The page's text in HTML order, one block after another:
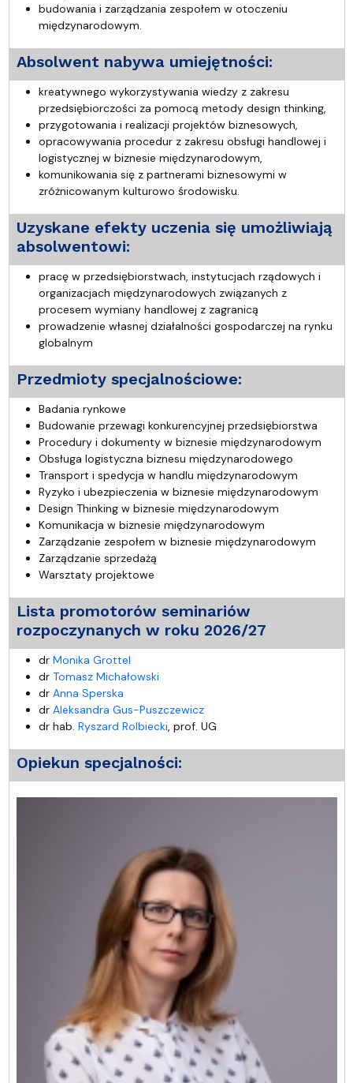
budowania i zarządzania zespołem w otoczeniu
międzynarodowym.
Absolwent nabywa umiejętności:
kreatywnego wykorzystywania wiedzy z zakresu
przedsiębiorczości za pomocą metody design thinking,
przygotowania i realizacji projektów biznesowych,
opracowywania procedur z zakresu obsługi handlowej i
logistycznej w biznesie międzynarodowym,
komunikowania się z partnerami biznesowymi w
zróżnicowanym kulturowo środowisku.
Uzyskane efekty uczenia się umożliwiają
absolwentowi:
pracę w przedsiębiorstwach, instytucjach rządowych i
organizacjach międzynarodowych związanych z
procesem wymiany handlowej z zagranicą
prowadzenie własnej działalności gospodarczej na rynku
globalnym
Przedmioty specjalnościowe:
Badania rynkowe
Budowanie przewagi konkurencyjnej przedsiębiorstwa
Procedury i dokumenty w biznesie międzynarodowym
Obsługa logistyczna biznesu międzynarodowego
Transport i spedycja w handlu międzynarodowym
Ryzyko i ubezpieczenia w biznesie międzynarodowym
Design Thinking w biznesie międzynarodowym
Komunikacja w biznesie międzynarodowym
Zarządzanie zespołem w biznesie międzynarodowym
Zarządzanie sprzedażą
Warsztaty projektowe
Lista promotorów seminariów
rozpoczynanych w roku 2026/27
dr Monika Grottel
dr Tomasz Michałowski
dr Anna Sperska
dr Aleksandra Gus-Puszczewicz
dr hab. Ryszard Rolbiecki , prof. UG
Opiekun specjalności: